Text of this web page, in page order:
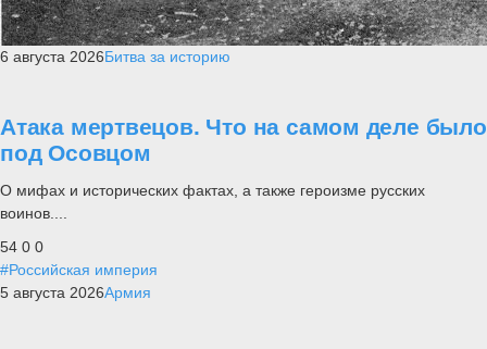
6 августа 2026Битва за историю
Атака мертвецов. Что на самом деле было
под Осовцом
О мифах и исторических фактах, а также героизме русских
воинов....
54 0 0
#Российская империя
5 августа 2026Армия